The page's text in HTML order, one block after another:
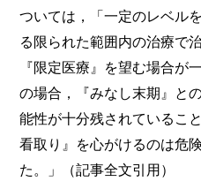
ついては，「一定のレベル
る限られた範囲内の治療で
『限定医療』を望む場合が
の場合，『みなし末期』と
能性が十分残されているこ
看取り』を心がけるのは危
た。」（記事全文引用）